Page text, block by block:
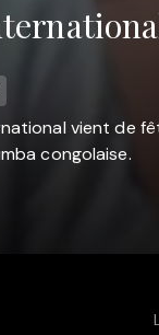
vient de
congolaise.